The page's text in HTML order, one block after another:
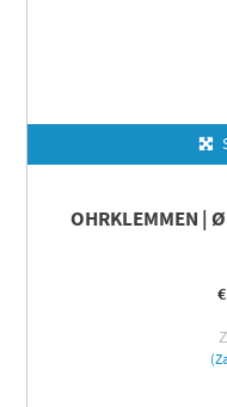
OHRKLEMMEN |
€